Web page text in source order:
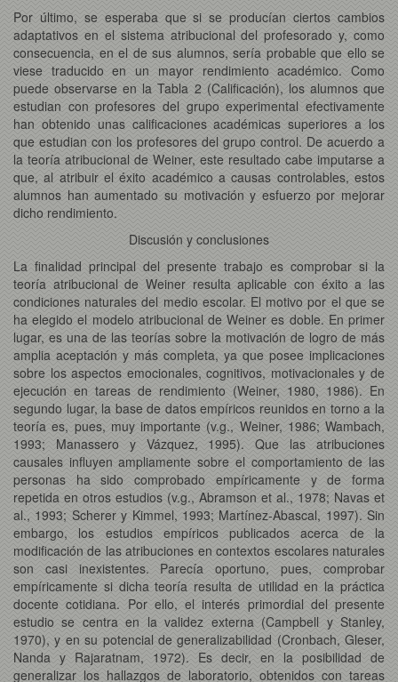
Por último, se esperaba que si se producían ciertos cambios
adaptativos en el sistema atribucional del profesorado y, como
consecuencia, en el de sus alumnos, sería probable que ello se
viese traducido en un mayor rendimiento académico. Como
puede observarse en la Tabla 2 (Calificación), los alumnos que
estudian con profesores del grupo experimental efectivamente
han obtenido unas calificaciones académicas superiores a los
que estudian con los profesores del grupo control. De acuerdo a
la teoría atribucional de Weiner, este resultado cabe imputarse a
que, al atribuir el éxito académico a causas controlables, estos
alumnos han aumentado su motivación y esfuerzo por mejorar
dicho rendimiento.
Discusión y conclusiones
La finalidad principal del presente trabajo es comprobar si la
teoría atribucional de Weiner resulta aplicable con éxito a las
condiciones naturales del medio escolar. El motivo por el que se
ha elegido el modelo atribucional de Weiner es doble. En primer
lugar, es una de las teorías sobre la motivación de logro de más
amplia aceptación y más completa, ya que posee implicaciones
sobre los aspectos emocionales, cognitivos, motivacionales y de
ejecución en tareas de rendimiento (Weiner, 1980, 1986). En
segundo lugar, la base de datos empíricos reunidos en torno a la
teoría es, pues, muy importante (v.g., Weiner, 1986; Wambach,
1993; Manassero y Vázquez, 1995). Que las atribuciones
causales influyen ampliamente sobre el comportamiento de las
personas ha sido comprobado empíricamente y de forma
repetida en otros estudios (v.g., Abramson et al., 1978; Navas et
al., 1993; Scherer y Kimmel, 1993; Martínez-Abascal, 1997). Sin
embargo, los estudios empíricos publicados acerca de la
modificación de las atribuciones en contextos escolares naturales
son casi inexistentes. Parecía oportuno, pues, comprobar
empíricamente si dicha teoría resulta de utilidad en la práctica
docente cotidiana. Por ello, el interés primordial del presente
estudio se centra en la validez externa (Campbell y Stanley,
1970), y en su potencial de generalizabilidad (Cronbach, Gleser,
Nanda y Rajaratnam, 1972). Es decir, en la posibilidad de
generalizar los hallazgos de laboratorio, obtenidos con tareas